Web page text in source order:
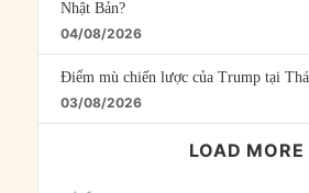
Nhật Bản?
04/08/2026
Điểm mù chiến lược của Trump tại
03/08/2026
LOAD MORE